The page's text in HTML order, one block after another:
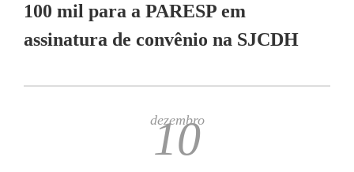
100 mil para a PARESP em
assinatura de convênio na SJCDH
dezembro
10